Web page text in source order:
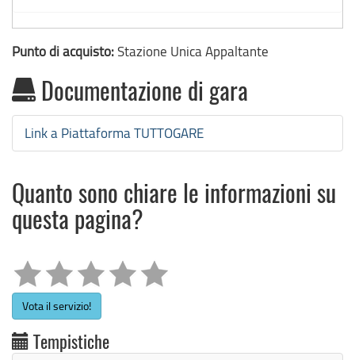
Punto di acquisto:Stazione Unica Appaltante
Documentazione di gara
Link a Piattaforma TUTTOGARE
Quanto sono chiare le informazioni su
questa pagina?
Vota il servizio!
Tempistiche